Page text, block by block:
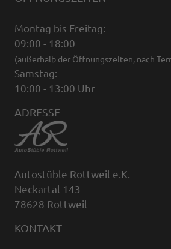
Montag bis Freitag:
09:00 - 18:00
(außerhalb der Öffnungszeiten, nach
Samstag:
10:00 - 13:00 Uhr
ADRESSE
Autostüble Rottweil e.K.
Neckartal 143
78628 Rottweil
KONTAKT